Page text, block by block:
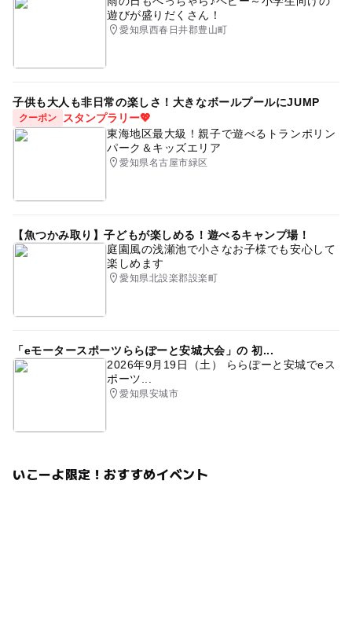
遊びが盛りだくさん！
愛知県西春日井郡豊山町
子供も大人も非日常の楽しさ！大きなボールプールにJUMP
クーポン
スタンプラリー💖
東海地区最大級！親子で遊べるトランポリン
パーク＆キッズエリア
愛知県名古屋市緑区
【魚つかみ取り】子どもが楽しめる！遊べるキャンプ場！
庭園風の浅瀬池で小さなお子様でも安心して
楽しめます
愛知県北設楽郡設楽町
「eモータースポーツららぽーと安城大会」の 初...
2026年9月19日（土） ららぽーと安城でeス
ポーツ...
愛知県安城市
いこーよ限定！おすすめイベント